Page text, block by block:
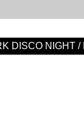
DISCO NIGHT